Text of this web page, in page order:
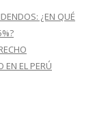
¿EN QUÉ
EN EL PERÚ